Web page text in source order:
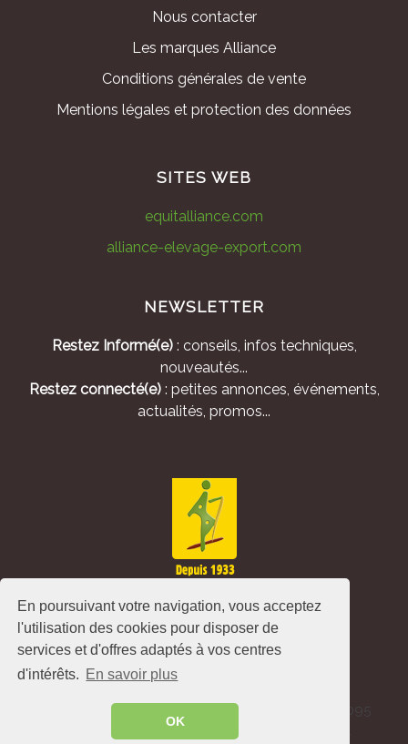
En poursuivant votre navigation, vous acceptez
l'utilisation des cookies pour disposer de
services et d'offres adaptés à vos centres
d'intérêts. En savoir plus
OK
Nous contacter
Les marques Alliance
Conditions générales de vente
Mentions légales et protection des données
SITES WEB
equitalliance.com
alliance-elevage-export.com
NEWSLETTER
Restez Informé(e): conseils, infos techniques,
nouveautés...
Restez connecté(e): petites annonces, événements,
actualités, promos...
Alliance Pastorale - Avenue de l'Europe - CS 80095
-86502 Montmorillon Cedex - France ©